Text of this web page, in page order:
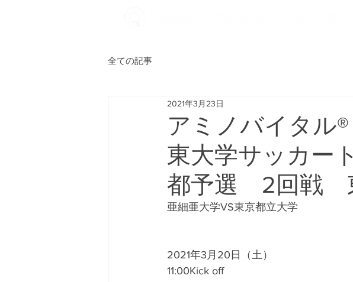
全ての記事
アミノバイタル
東大学サッカー
都予選 2回戦
2021年3月23日
亜細亜大学VS東京都立大学
2021年3月20日（土）
11:00Kick off